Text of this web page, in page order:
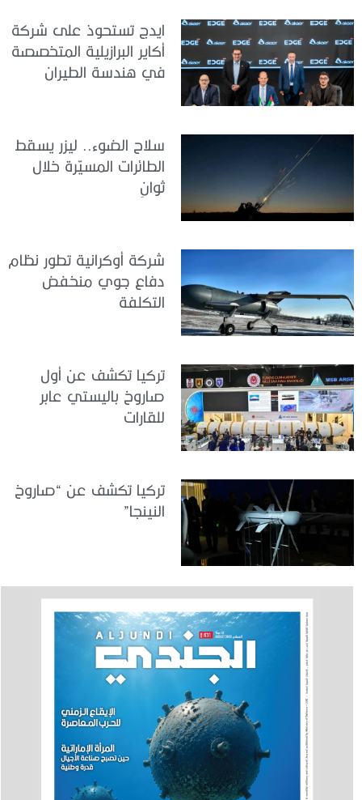
ايدج تستحوذ على شركة
أكاير البرازيلية المتخصصة
في هندسة الطيران
سلاح الضوء.. ليزر يسقط
الطائرات المسيّرة خلال
ثوانٍ
شركة أوكرانية تطور نظام
دفاع جوي منخفض
التكلفة
تركيا تكشف عن أول
صاروخ باليستي عابر
للقارات
تركيا تكشف عن “صاروخ
النينجا”